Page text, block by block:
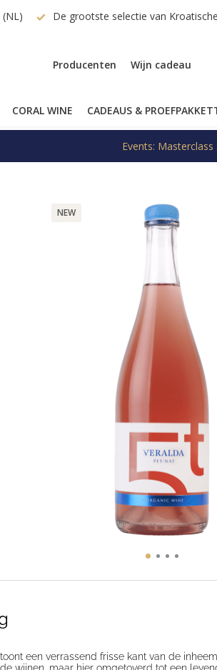
De grootste selectie van
Producenten Wijn cadeau
CORAL WINE CADEAUS &
Events:
NEW
een verrassend frisse kant van de